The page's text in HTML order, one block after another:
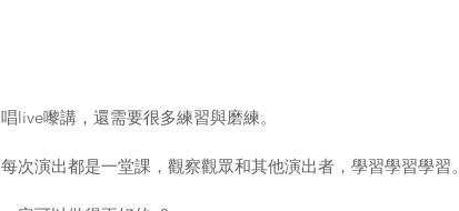
唱live嚟講，還需要很多練習與磨練。
每次演出都是一堂課，觀察觀眾和其他演出者，學習學習學習。